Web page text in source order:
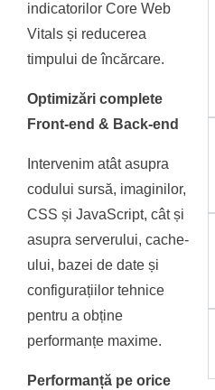
indicatorilor Core Web
Vitals și reducerea
timpului de încărcare.
Optimizări complete
Front-end & Back-end
Intervenim atât asupra
codului sursă, imaginilor,
CSS și JavaScript, cât și
asupra serverului, cache-
ului, bazei de date și
configurațiilor tehnice
pentru a obține
performanțe maxime.
Performanță pe orice